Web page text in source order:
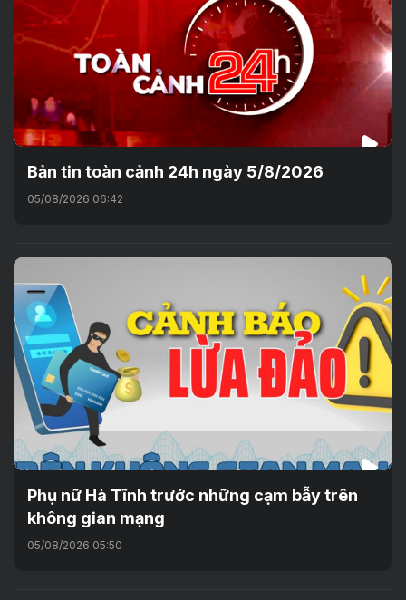
Bản tin toàn cảnh 24h ngày 5/8/2026
05/08/2026 06:42
Phụ nữ Hà Tĩnh trước những cạm bẫy trên
không gian mạng
05/08/2026 05:50